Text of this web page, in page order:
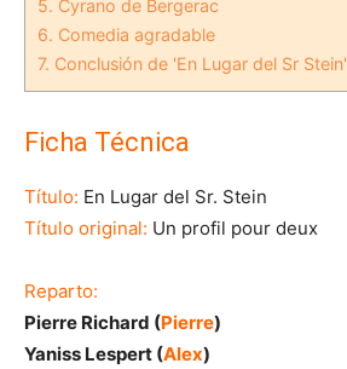
5. Cyrano de Bergerac
6. Comedia agradable
7. Conclusión de 'En Lugar del Sr Stein'
Ficha Técnica
Título: En Lugar del Sr. Stein
Título original: Un profil pour deux
Reparto:
Pierre Richard (Pierre)
Yaniss Lespert (Alex)